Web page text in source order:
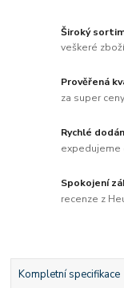
Široký
veškeré
Prověřená
za super ceny
Rychlé
expedujeme
Spokojení
recenze z
Kompletní specifikace